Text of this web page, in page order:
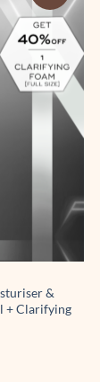
&
+ Clarifying